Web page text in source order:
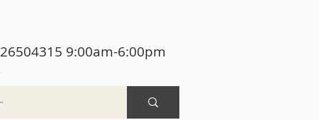
26504315 9:00am-6:00pm